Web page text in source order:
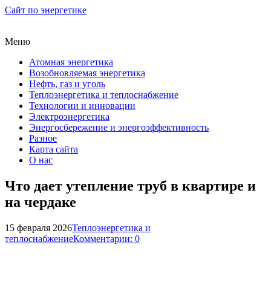
Сайт по энергетике
Меню
Атомная энергетика
Возобновляемая энергетика
Нефть, газ и уголь
Теплоэнергетика и теплоснабжение
Технологии и инновации
Электроэнергетика
Энергосбережение и энергоэффективность
Разное
Карта сайта
О нас
Что дает утепление труб в квартире и
на чердаке
15 февраля 2026Теплоэнергетика и
теплоснабжениеКомментарии: 0